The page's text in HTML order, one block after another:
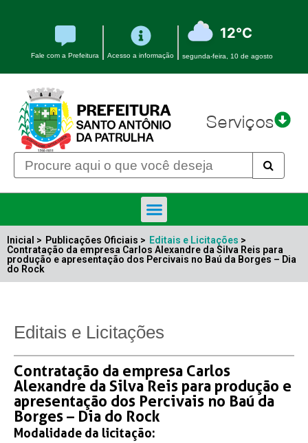
Fale com a Prefeitura Acesso a informação
12°C
segunda-feira, 10 de agosto
Serviços
Inicial > Publicações Oficiais > Editais e Licitações >
Contratação da empresa Carlos Alexandre da Silva Reis para
produção e apresentação dos Percivais no Baú da Borges – Dia
do Rock
Editais e Licitações
Contratação da empresa Carlos
Alexandre da Silva Reis para produção e
apresentação dos Percivais no Baú da
Borges – Dia do Rock
Modalidade da licitação: